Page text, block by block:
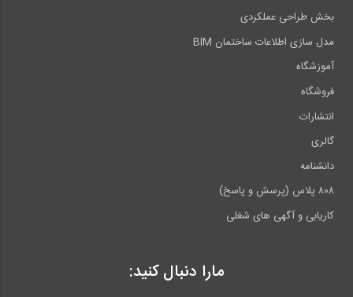
بخش طراحی عملکردی
مدل سازی اطلاعات ساختمان BIM
آموزشگاه
فروشگاه
انتشارات
گالری
دانشنامه
۸۰۸ پلاس (پرسش و پاسخ)
کاریابی و آگهی های شغلی
مارا دنبال کنید: